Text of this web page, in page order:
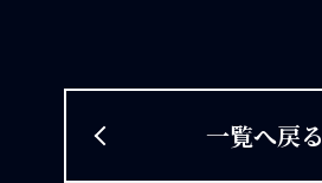
一覧へ戻る